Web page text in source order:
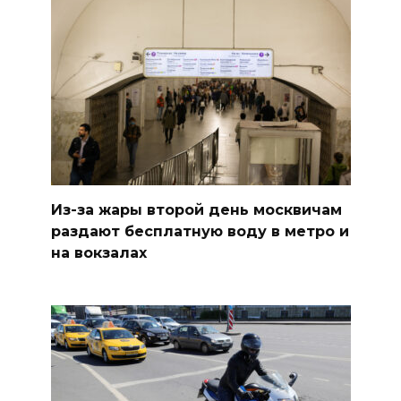
Из-за жары второй день москвичам
раздают бесплатную воду в метро и
на вокзалах